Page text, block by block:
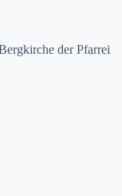
der Pfar­rei